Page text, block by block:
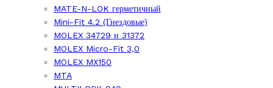
MATE-N-LOK герметичный
Mini-Fit 4.2 (Гнездовые)
MOLEX 34729 и 31372
MOLEX Micro-Fit 3,0
MOLEX MX150
MTA